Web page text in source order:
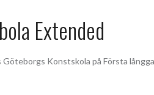
Extended
Konstskola på Första